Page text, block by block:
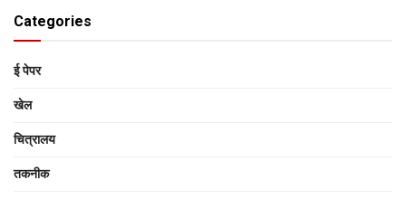
Categories
ई पेपर
खेल
चित्रालय
तकनीक